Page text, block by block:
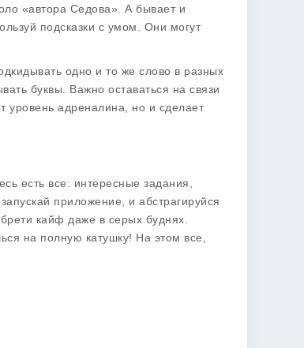
«автора Седова». А бывает и
подсказки с умом. Они могут
одно и то же слово в разных
буквы. Важно оставаться на связи
уровень адреналина, но и сделает
есть все: интересные задания,
приложение, и абстрагируйся
кайф даже в серых буднях.
на полную катушку! На этом все,